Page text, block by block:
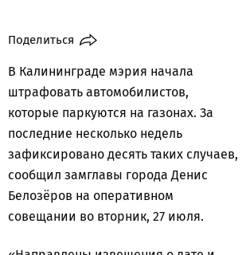
Поделиться
В Калининграде мэрия начала
штрафовать автомобилистов,
которые паркуются на газонах. За
последние несколько недель
зафиксировано десять таких случаев,
сообщил замглавы города Денис
Белозёров на оперативном
совещании во вторник, 27 июля.